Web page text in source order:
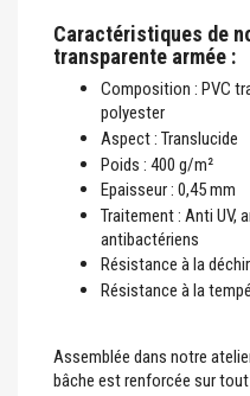
Caractéristiques de
transparente armée :
Composition : PVC
polyester
Aspect : Translucide
Poids : 400 g/m²
Epaisseur : 0,45 mm
Traitement : Anti UV,
antibactériens
Résistance à la
Résistance à la
Assemblée dans notre
bâche est renforcée sur